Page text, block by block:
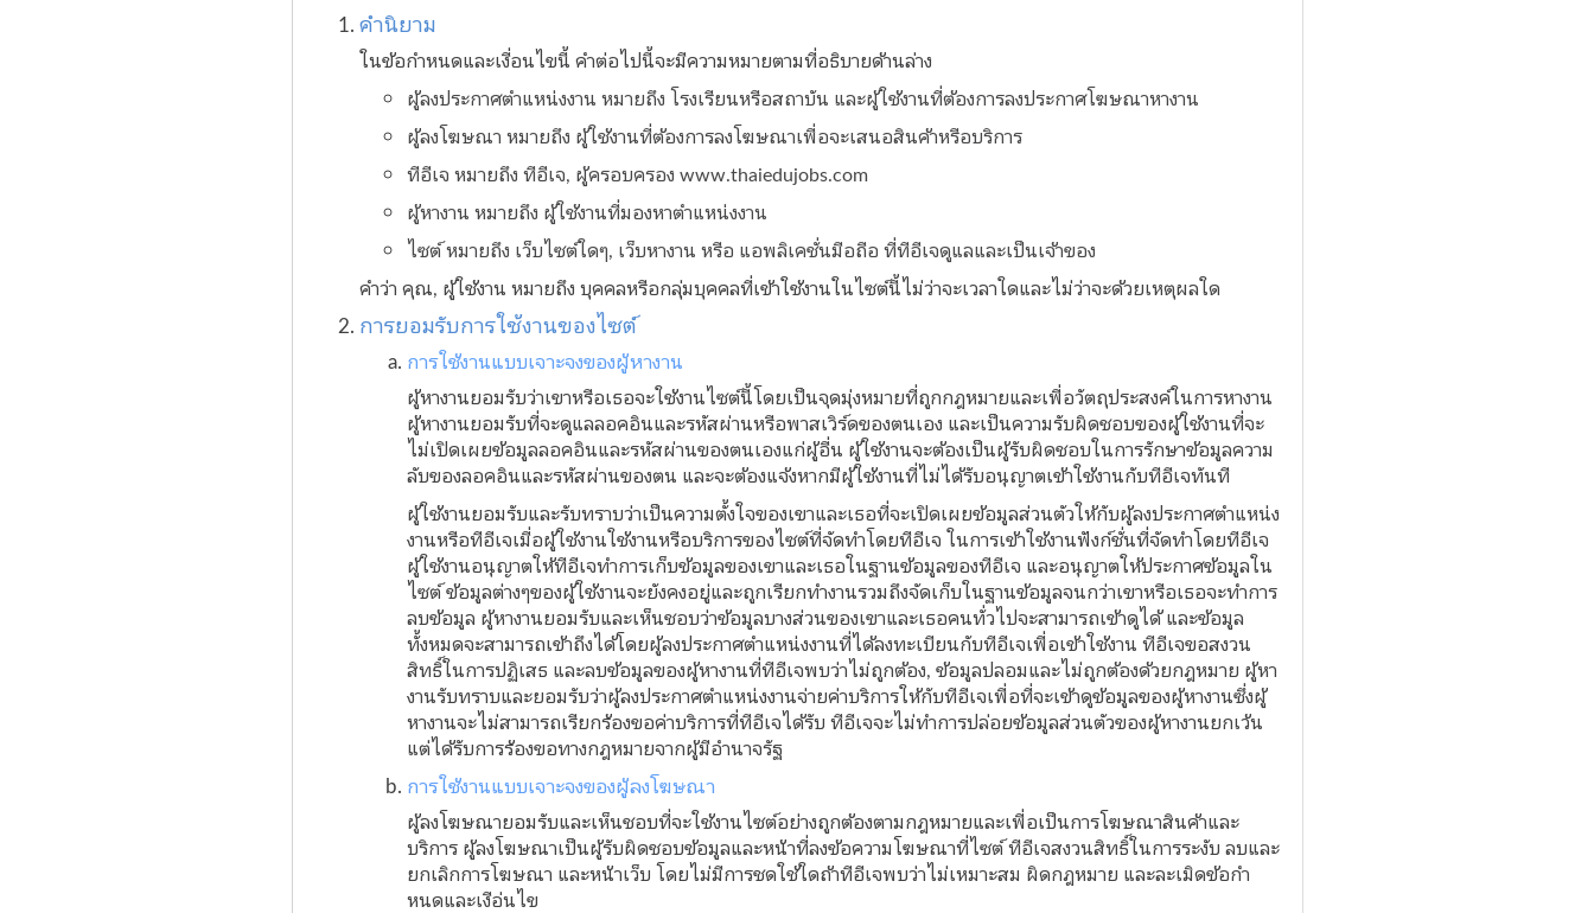
คำนิยาม
ในข้อกำหนดและเงื่อนไขนี้ คำต่อไปนี้จะมีความหมายตามที่อธิบายด้านล่าง
ผู้ลงประกาศตำแหน่งงาน หมายถึง โรงเรียนหรือสถาบัน และผู้ใช้งานที่ต้องการลงประกาศโฆษณาหางาน
ผู้ลงโฆษณา หมายถึง ผู้ใช้งานที่ต้องการลงโฆษณาเพื่อจะเสนอสินค้าหรือบริการ
ทีอีเจ หมายถึง ทีอีเจ, ผู้ครอบครอง www.thaiedujobs.com
ผู้หางาน หมายถึง ผู้ใช้งานที่มองหาตำแหน่งงาน
ไซต์ หมายถึง เว็บไซต์ใดๆ, เว็บหางาน หรือ แอพลิเคชั่นมือถือ ที่ทีอีเจดูแลและเป็นเจ้าของ
คำว่า คุณ, ผู้ใช้งาน หมายถึง บุคคลหรือกลุ่มบุคคลที่เข้าใช้งานในไซต์นี้ไม่ว่าจะเวลาใดและไม่ว่าจะด้วยเหตุผลใด
การยอมรับการใช้งานของไซต์
การใช้งานแบบเจาะจงของผู้หางาน
ผู้หางานยอมรับว่าเขาหรือเธอจะใช้งานไซต์นี้โดยเป็นจุดมุ่งหมายที่ถูกกฎหมายและเพื่อวัตถุประสงค์ในการหางาน
ผู้หางานยอมรับที่จะดูแลลอคอินและรหัสผ่านหรือพาสเวิร์ดของตนเอง และเป็นความรับผิดชอบของผู้ใช้งานที่จะ
ไม่เปิดเผยข้อมูลลอคอินและรหัสผ่านของตนเองแก่ผู้อื่น ผู้ใช้งานจะต้องเป็นผู้รับผิดชอบในการรักษาข้อมูลความ
ลับของลอคอินและรหัสผ่านของตน และจะต้องแจ้งหากมีผู้ใช้งานที่ไม่ได้รับอนุญาตเข้าใช้งานกับทีอีเจทันที
ผู้ใช้งานยอมรับและรับทราบว่าเป็นความตั้งใจของเขาและเธอที่จะเปิดเผยข้อมูลส่วนตัวให้กับผู้ลงประกาศตำแหน่ง
งานหรือทีอีเจเมื่อผู้ใช้งานใช้งานหรือบริการของไซต์ที่จัดทำโดยทีอีเจ ในการเข้าใช้งานฟังก์ชั่นที่จัดทำโดยทีอีเจ
ผู้ใช้งานอนุญาตให้ทีอีเจทำการเก็บข้อมูลของเขาและเธอในฐานข้อมูลของทีอีเจ และอนุญาตให้ประกาศข้อมูลใน
ไซต์ ข้อมูลต่างๆของผู้ใช้งานจะยังคงอยู่และถูกเรียกทำงานรวมถึงจัดเก็บในฐานข้อมูลจนกว่าเขาหรือเธอจะทำการ
ลบข้อมูล ผู้หางานยอมรับและเห็นชอบว่าข้อมูลบางส่วนของเขาและเธอคนทั่วไปจะสามารถเข้าดูได้ และข้อมูล
ทั้งหมดจะสามารถเข้าถึงได้โดยผู้ลงประกาศตำแหน่งงานที่ได้ลงทะเบียนกับทีอีเจเพื่อเข้าใช้งาน ทีอีเจขอสงวน
สิทธิ์ในการปฏิเสธ และลบข้อมูลของผู้หางานที่ทีอีเจพบว่าไม่ถูกต้อง, ข้อมูลปลอมและไม่ถูกต้องด้วยกฎหมาย ผู้หา
งานรับทราบและยอมรับว่าผู้ลงประกาศตำแหน่งงานจ่ายค่าบริการให้กับทีอีเจเพื่อที่จะเข้าดูข้อมูลของผู้หางานซึ่งผู้
หางานจะไม่สามารถเรียกร้องขอค่าบริการที่ทีอีเจได้รับ ทีอีเจจะไม่ทำการปล่อยข้อมูลส่วนตัวของผู้หางานยกเว้น
แต่ได้รับการร้องขอทางกฎหมายจากผู้มีอำนาจรัฐ
การใช้งานแบบเจาะจงของผู้ลงโฆษณา
ผู้ลงโฆษณายอมรับและเห็นชอบที่จะใช้งานไซต์อย่างถูกต้องตามกฎหมายและเพื่อเป็นการโฆษณาสินค้าและ
บริการ ผู้ลงโฆษณาเป็นผู้รับผิดชอบข้อมูลและหน้าที่ลงข้อความโฆษณาที่ไซต์ ทีอีเจสงวนสิทธิ์ในการระงับ ลบและ
ยกเลิกการโฆษณา และหน้าเว็บ โดยไม่มีการชดใช้ใดถ้าทีอีเจพบว่าไม่เหมาะสม ผิดกฎหมาย และละเมิดข้อกำ
หนดและเงือ่นไข